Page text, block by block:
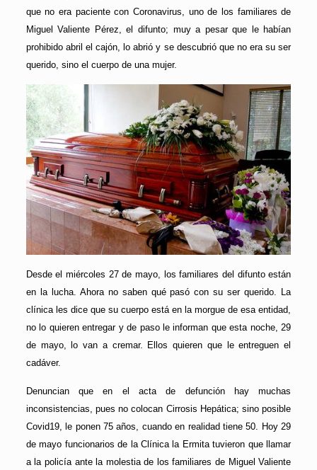
que no era paciente con Coronavirus, uno de los familiares de
Miguel Valiente Pérez, el difunto; muy a pesar que le habían
prohibido abril el cajón, lo abrió y se descubrió que no era su ser
querido, sino el cuerpo de una mujer.
Desde el miércoles 27 de mayo, los familiares del difunto están
en la lucha. Ahora no saben qué pasó con su ser querido. La
clínica les dice que su cuerpo está en la morgue de esa entidad,
no lo quieren entregar y de paso le informan que esta noche, 29
de mayo, lo van a cremar. Ellos quieren que le entreguen el
cadáver.
Denuncian que en el acta de defunción hay muchas
inconsistencias, pues no colocan Cirrosis Hepática; sino posible
Covid19, le ponen 75 años, cuando en realidad tiene 50. Hoy 29
de mayo funcionarios de la Clínica la Ermita tuvieron que llamar
a la policía ante la molestia de los familiares de Miguel Valiente